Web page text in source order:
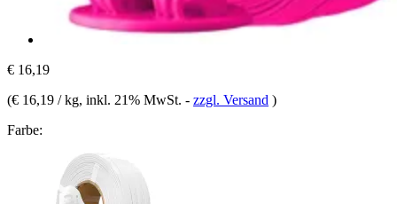
€ 16,19
(€ 16,19 / kg, inkl. 21% MwSt. - zzgl. Versand )
Farbe: